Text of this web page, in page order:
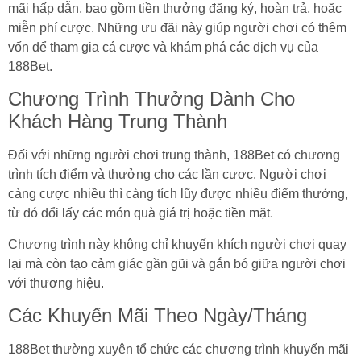
mãi hấp dẫn, bao gồm tiền thưởng đăng ký, hoàn trả, hoặc
miễn phí cược. Những ưu đãi này giúp người chơi có thêm
vốn để tham gia cá cược và khám phá các dịch vụ của
188Bet.
Chương Trình Thưởng Dành Cho
Khách Hàng Trung Thành
Đối với những người chơi trung thành, 188Bet có chương
trình tích điểm và thưởng cho các lần cược. Người chơi
càng cược nhiều thì càng tích lũy được nhiều điểm thưởng,
từ đó đổi lấy các món quà giá trị hoặc tiền mặt.
Chương trình này không chỉ khuyến khích người chơi quay
lại mà còn tạo cảm giác gần gũi và gắn bó giữa người chơi
với thương hiệu.
Các Khuyến Mãi Theo Ngày/Tháng
188Bet thường xuyên tổ chức các chương trình khuyến mãi